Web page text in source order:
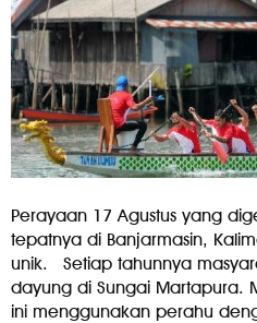
Perayaan 17 Agustus yang
tepatnya di Banjarmasin,
unik. Setiap tahunnya
dayung di Sungai Martapura.
ini menggunakan perahu